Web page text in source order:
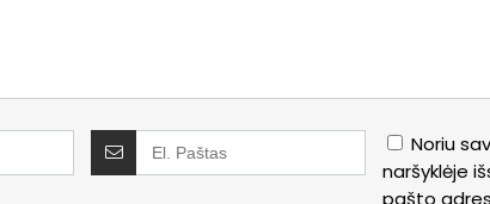
Noriu
naršyklėje
pašto